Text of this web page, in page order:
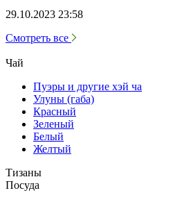
29.10.2023 23:58
Смотреть все
Чай
Пуэры и другие хэй ча
Улуны (габа)
Красный
Зеленый
Белый
Желтый
Тизаны
Посуда